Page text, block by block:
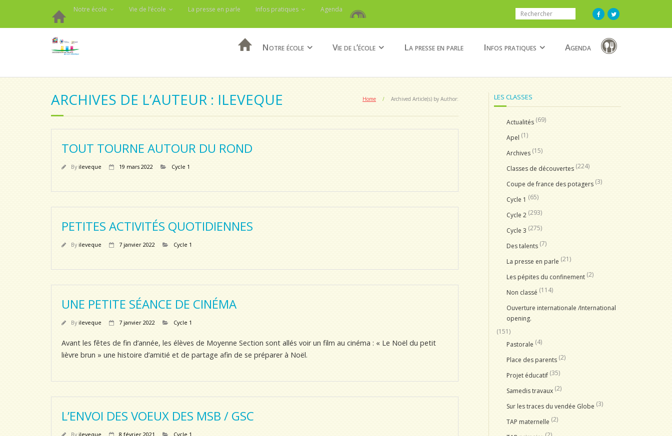
Notre école Vie de l’école La presse en parle Infos pratiques Agenda
Notre école Vie de l’école La presse en parle Infos pratiques Agenda
ARCHIVES DE L’AUTEUR : ILEVEQUE Home / Archived Article(s) by Author:
TOUT TOURNE AUTOUR DU ROND
By ileveque 19 mars 2022 Cycle 1
PETITES ACTIVITÉS QUOTIDIENNES
By ileveque 7 janvier 2022 Cycle 1
UNE PETITE SÉANCE DE CINÉMA
By ileveque 7 janvier 2022 Cycle 1
Avant les fêtes de fin d’année, les élèves de Moyenne Section sont allés voir un film au cinéma : « Le Noël du petit
lièvre brun » une histoire d’amitié et de partage afin de se préparer à Noël.
L’ENVOI DES VOEUX DES MSB / GSC
By ileveque 8 février 2021 Cycle 1
LES CLASSES
Actualités (69)
Apel (1)
Archives (15)
Classes de découvertes (224)
Coupe de france des potagers (3)
Cycle 1 (65)
Cycle 2 (293)
Cycle 3 (275)
Des talents (7)
La presse en parle (21)
Les pépites du confinement (2)
Non classé (114)
Ouverture internationale /International
opening.
(151)
Pastorale (4)
Place des parents (2)
Projet éducatif (35)
Samedis travaux (2)
Sur les traces du vendée Globe (3)
TAP maternelle (2)